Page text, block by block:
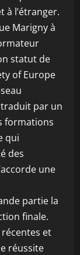
à l’étranger.
Marigny à
statut de
of Europe
traduit par un
formations
qui
des
une
partie la
finale.
et
réussite